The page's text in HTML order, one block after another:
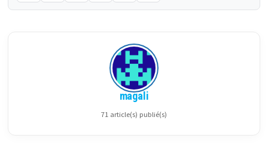
magali
71 article(s) publié(s)